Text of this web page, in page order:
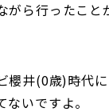
がら行ったこと
櫻井(0歳)時代
いですよ。